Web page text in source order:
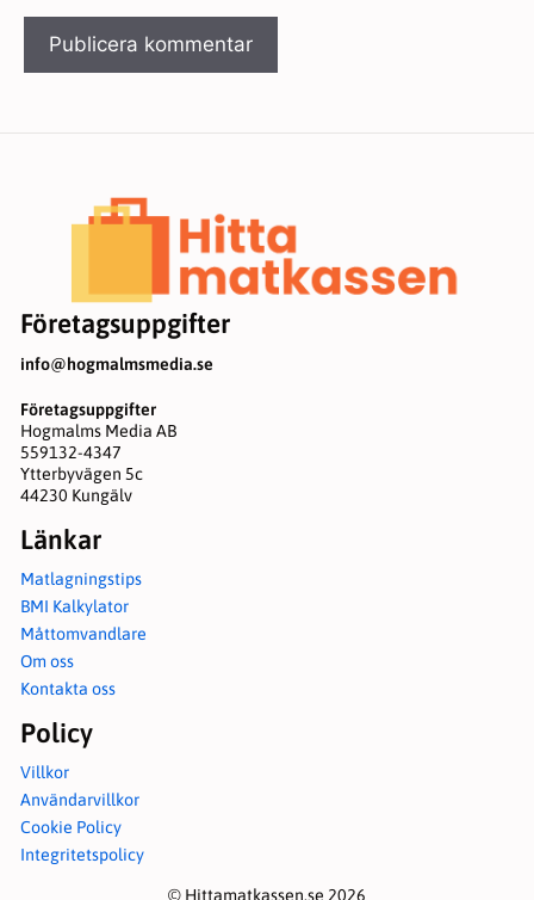
Företagsuppgifter
info@hogmalmsmedia.se
Företagsuppgifter
Hogmalms Media AB
559132-4347
Ytterbyvägen 5c
44230 Kungälv
Länkar
Matlagningstips
BMI Kalkylator
Måttomvandlare
Om oss
Kontakta oss
Policy
Villkor
Användarvillkor
Cookie Policy
Integritetspolicy
© Hittamatkassen.se 2026